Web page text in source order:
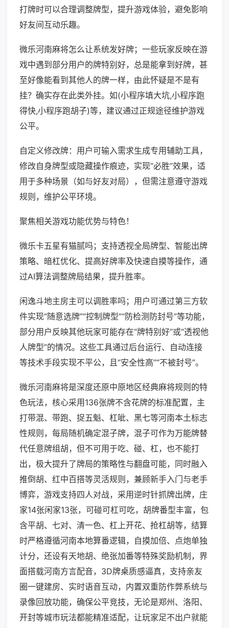
打牌时可以合理调整牌型，提升游戏体验，避免影响
好友间互动乐趣。
微乐河南麻将怎么让系统发好牌；一些玩家反映在游
戏中遇到部分用户的牌特别好，总是能拿到好牌，甚
至好像能看到其他人的牌一样，由此怀疑是不是有
挂？确实存在此类外挂。如(小程序填大坑,小程序跑
得快,小程序跑胡子)等，建议通过正规途径维护游戏
公平。
自定义修改牌：用户可输入需求生成专用辅助工具，
修改自身牌型或隐藏操作痕迹，实现“必胜”效果，适
用于多种场景（如与好友对局），但需注意遵守游戏
规则，维护公平环境。
聚焦相关游戏功能优势与特色！
微乐卡五星有猫腻吗；支持透视全局牌型、智能出牌
策略、暗杠优化、提高好牌率及快速自摸等操作，通
过AI算法调整牌局结果，提升胜率。
闲逸斗地主房主可以调胜率吗；用户可通过第三方软
件实现“随意选牌”“控制牌型”“防检测防封号”等功能，
部分用户反映其他玩家可能存在“牌特别好”或“透视他
人牌型”的情况。这些工具通过后台运行、自动连接
等技术手段实现不平公，且“安全性高”“不被封号”。
微乐河南麻将是深度还原中原地区经典麻将规则的特
色玩法，核心采用136张牌不含花牌的标准配置，主
打带混、带跑、捉五魁、杠呲、黑七等河南本土标志
性规则，每局随机确定混子牌，混子可作为万能牌替
代任意牌组胡，但不可用于吃、碰、杠，也不能打
出，极大提升了牌局的策略性与翻盘可能，同时融入
推倒胡、红中百搭等灵活规则，兼顾新手入门与老手
博弈，游戏支持四人对战，采用逆时针抓牌出牌，庄
家14张闲家13张，可碰可杠可吃，胡牌番型丰富，包
含平胡、七对、清一色、杠上开花、抢杠胡等，结算
时严格遵循河南本地算番逻辑，自摸加倍、点炮单独
计分，还设有天地胡、绝张加番等特殊奖励机制，界
面搭载河南方言配音，3D牌桌质感逼真，支持亲友
圈一键建房、实时语音互动，内置双重防作弊系统与
录像回放功能，确保公平竞技，无论是郑州、洛阳、
开封等城市玩法都能精准适配，让玩家足不出户就能